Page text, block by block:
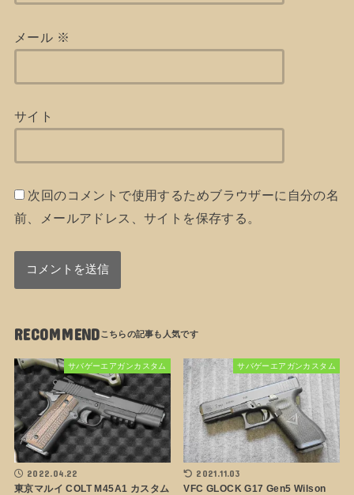
メール ※
サイト
次回のコメントで使用するためブラウザーに自分の名
前、メールアドレス、サイトを保存する。
RECOMMEND
サバゲーエアガンカスタム
2022.04.22
東京マルイ COLT M45A1 カスタム
サバゲーエアガンカスタム
2021.11.03
VFC GLOCK G17 Gen5 Wilson